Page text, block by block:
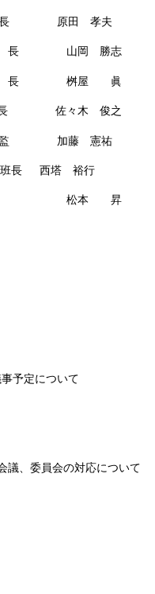
田 孝夫
岡 勝志
屋 眞
々木 俊之
藤 憲祐
班長 西塔 裕行
本 昇
予定について
議、委員会の対応について